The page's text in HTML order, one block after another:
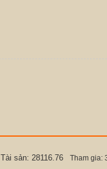
Tài sản: 28116.76 Tham gia: